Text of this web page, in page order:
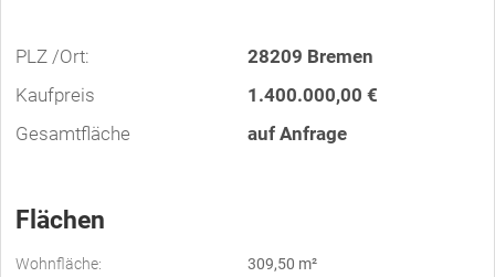
PLZ /Ort:
28209 Bremen
Kaufpreis
1.400.000,00 €
Gesamtfläche
auf Anfrage
Flächen
Wohnfläche: 309,50 m²